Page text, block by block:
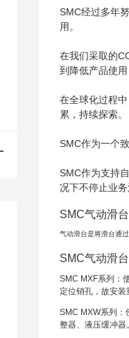
SMC经过多年
用。
在我们采取的
到降低产品使用
在全球化过程
累，持续探索。
SMC作为一个
SMC作为支持
况下不停止业
SMC气动滑
气动滑台是将滑台通
SMC气动滑
SMC MXF系列：
定位销孔，故安装
SMC MXW系列：
整器、液压缓冲器